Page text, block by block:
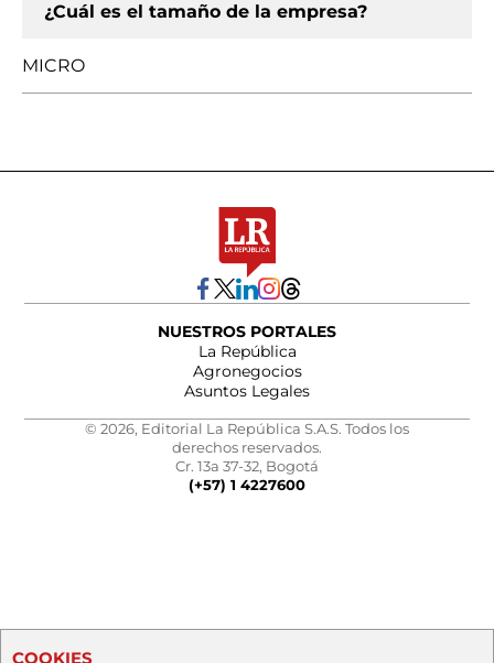
¿Cuál es el tamaño de la empresa?
MICRO
NUESTROS PORTALES
La República
Agronegocios
Asuntos Legales
© 2026, Editorial La República S.A.S. Todos los
derechos reservados.
Cr. 13a 37-32, Bogotá
(+57) 1 4227600
COOKIES